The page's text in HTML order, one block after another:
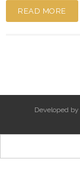
READ MORE
Developed by